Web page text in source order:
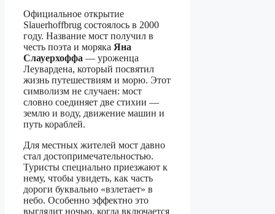
Официальное открытие
Slauerhoffbrug состоялось в 2000
году. Название мост получил в
честь поэта и моряка Яна
Слауерхоффа — уроженца
Леувардена, который посвятил
жизнь путешествиям и морю. Этот
символизм не случаен: мост
словно соединяет две стихии —
землю и воду, движение машин и
путь кораблей.
Для местных жителей мост давно
стал достопримечательностью.
Туристы специально приезжают к
нему, чтобы увидеть, как часть
дороги буквально «взлетает» в
небо. Особенно эффектно это
выглядит ночью, когда включается